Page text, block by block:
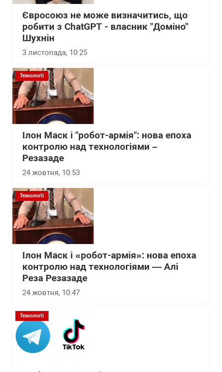
Євросоюз не може визначитись, що
робити з ChatGPT - власник "Доміно"
Шухнін
3 листопада, 10:25
Технології
Ілон Маск і "робот-армія": нова епоха
контролю над технологіями –
Резазаде
24 жовтня, 10:53
Технології
Ілон Маск і «робот-армія»: нова епоха
контролю над технологіями — Алі
Реза Резазаде
24 жовтня, 10:47
Технології